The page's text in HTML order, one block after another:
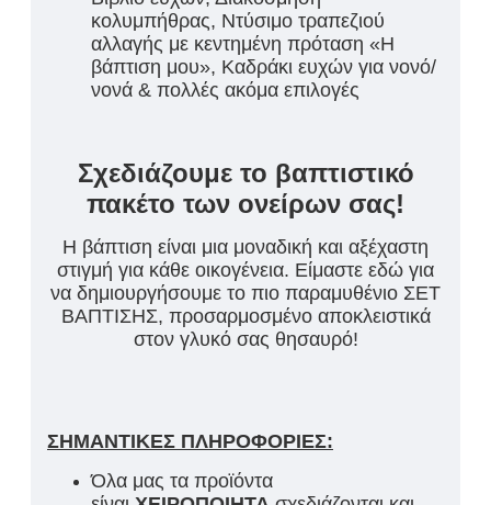
κολυμπήθρας, Ντύσιμο τραπεζιού
αλλαγής με κεντημένη πρόταση «Η
βάπτιση μου», Καδράκι ευχών για νονό/
νονά & πολλές ακόμα επιλογές
Σχεδιάζουμε το βαπτιστικό
πακέτο των ονείρων σας!
Η βάπτιση είναι μια μοναδική και αξέχαστη
στιγμή για κάθε οικογένεια. Είμαστε εδώ για
να δημιουργήσουμε το πιο παραμυθένιο ΣΕΤ
ΒΑΠΤΙΣΗΣ, προσαρμοσμένο αποκλειστικά
στον γλυκό σας θησαυρό!
ΣΗΜΑΝΤΙΚΕΣ ΠΛΗΡΟΦΟΡΙΕΣ:
Όλα μας τα προϊόντα